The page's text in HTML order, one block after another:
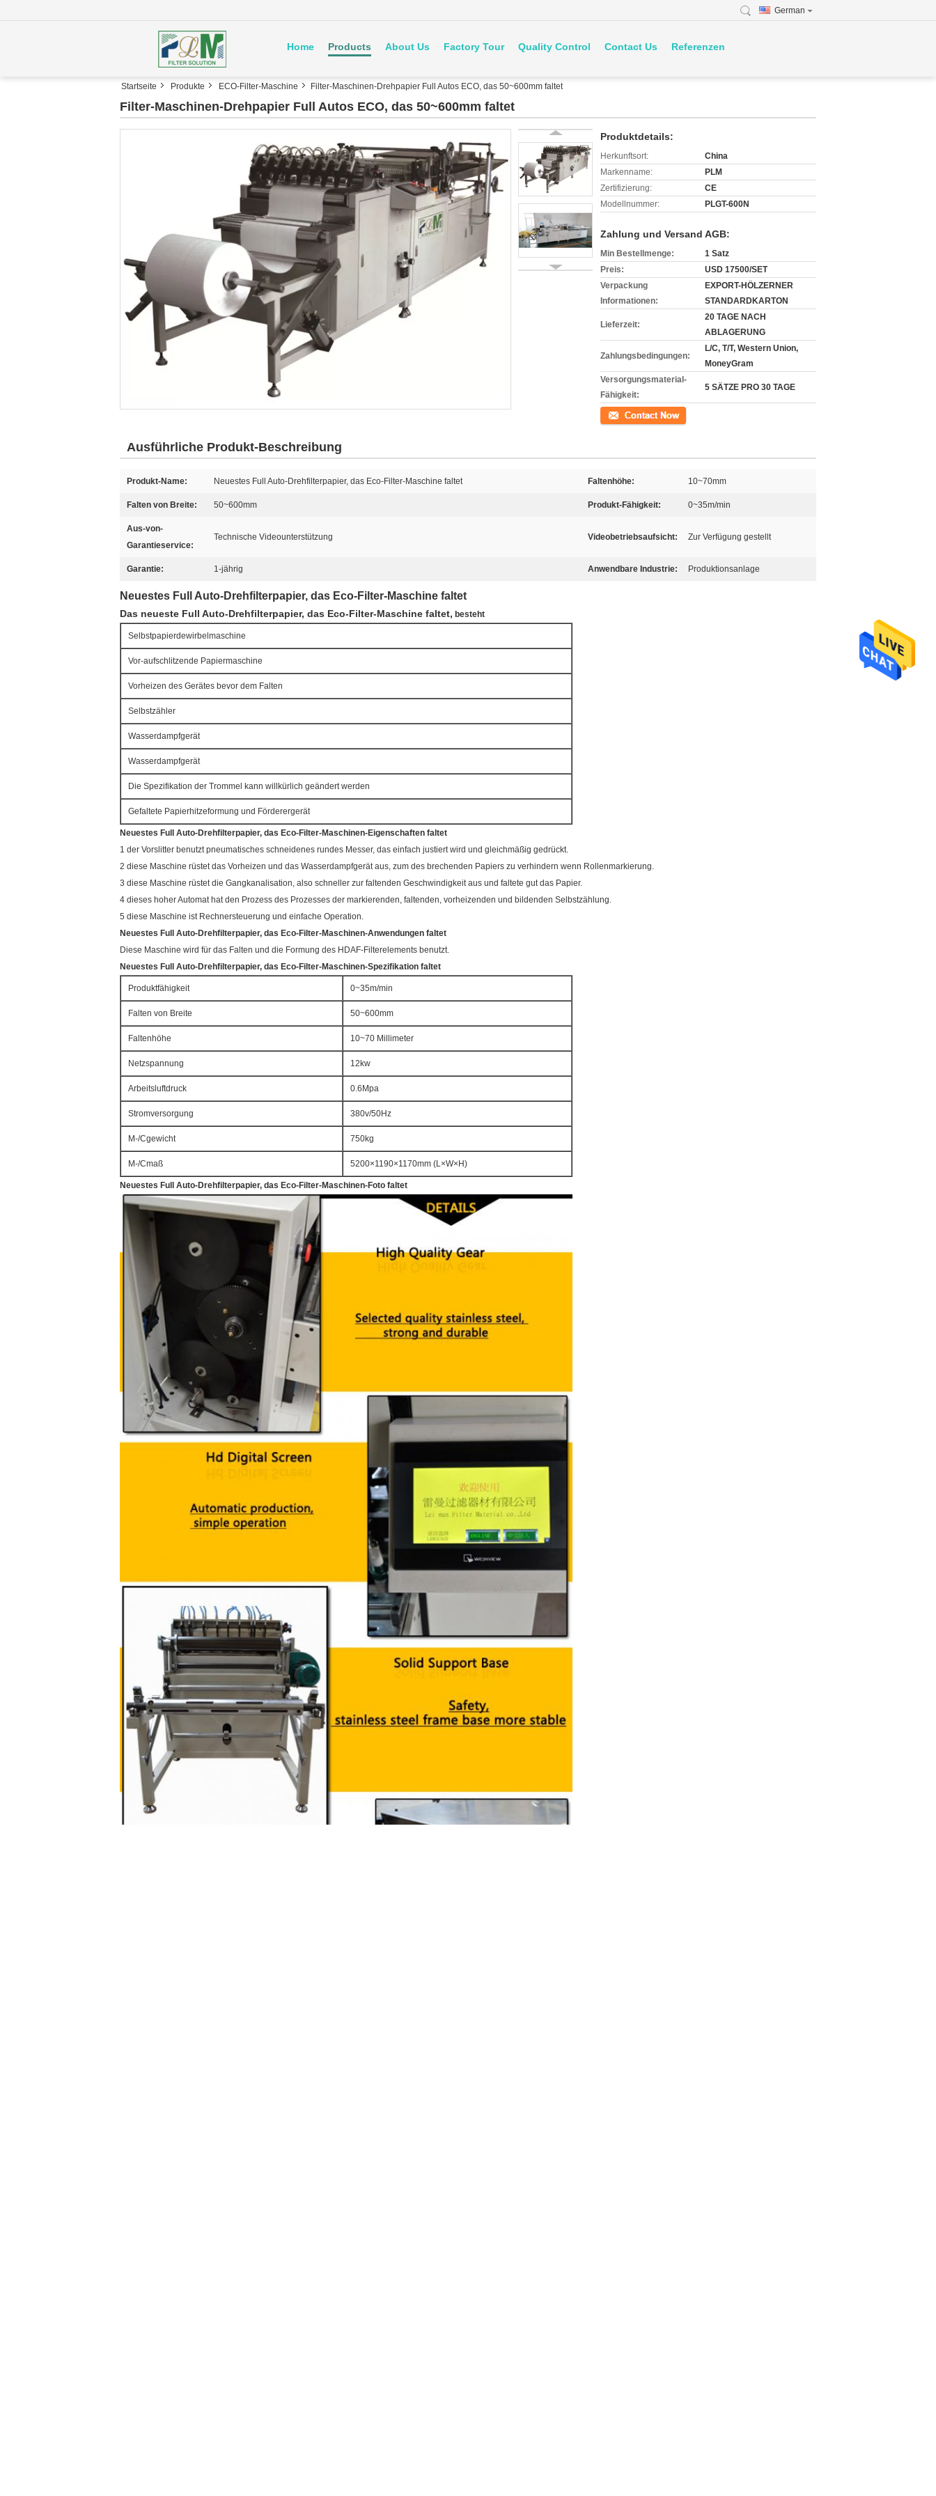
German
Home Products About Us Factory Tour Quality Control Contact Us Referenzen
Startseite Produkte ECO-Filter-Maschine Filter-Maschinen-Drehpapier Full Autos ECO, das 50~600mm faltet
Filter-Maschinen-Drehpapier Full Autos ECO, das 50~600mm faltet
Produktdetails:
Herkunftsort:
China
Markenname:
PLM
Zertifizierung:
CE
Modellnummer:
PLGT-600N
Zahlung und Versand AGB:
Min Bestellmenge:
1 Satz
Preis:
USD 17500/SET
Verpackung
Informationen:
EXPORT-HÖLZERNER
STANDARDKARTON
Lieferzeit:
20 TAGE NACH
ABLAGERUNG
Zahlungsbedingungen:
L/C, T/T, Western Union,
MoneyGram
Versorgungsmaterial-
Fähigkeit:
5 SÄTZE PRO 30 TAGE
Kontakt
Ausführliche Produkt-Beschreibung
Produkt-Name: Neuestes Full Auto-Drehfilterpapier, das Eco-Filter-Maschine faltet Faltenhöhe: 10~70mm
Falten von Breite: 50~600mm Produkt-Fähigkeit: 0~35m/min
Aus-von-
Garantieservice:
Technische Videounterstützung Videobetriebsaufsicht: Zur Verfügung gestellt
Garantie: 1-jährig Anwendbare Industrie: Produktionsanlage
Neuestes Full Auto-Drehfilterpapier, das Eco-Filter-Maschine faltet
Das neueste Full Auto-Drehfilterpapier, das Eco-Filter-Maschine faltet, besteht
Selbstpapierdewirbelmaschine
Vor-aufschlitzende Papiermaschine
Vorheizen des Gerätes bevor dem Falten
Selbstzähler
Wasserdampfgerät
Wasserdampfgerät
Die Spezifikation der Trommel kann willkürlich geändert werden
Gefaltete Papierhitzeformung und Förderergerät
Neuestes Full Auto-Drehfilterpapier, das Eco-Filter-Maschinen-Eigenschaften faltet
1 der Vorslitter benutzt pneumatisches schneidenes rundes Messer, das einfach justiert wird und gleichmäßig gedrückt.
2 diese Maschine rüstet das Vorheizen und das Wasserdampfgerät aus, zum des brechenden Papiers zu verhindern wenn Rollenmarkierung.
3 diese Maschine rüstet die Gangkanalisation, also schneller zur faltenden Geschwindigkeit aus und faltete gut das Papier.
4 dieses hoher Automat hat den Prozess des Prozesses der markierenden, faltenden, vorheizenden und bildenden Selbstzählung.
5 diese Maschine ist Rechnersteuerung und einfache Operation.
Neuestes Full Auto-Drehfilterpapier, das Eco-Filter-Maschinen-Anwendungen faltet
Diese Maschine wird für das Falten und die Formung des HDAF-Filterelements benutzt.
Neuestes Full Auto-Drehfilterpapier, das Eco-Filter-Maschinen-Spezifikation faltet
Produktfähigkeit 0~35m/min
Falten von Breite 50~600mm
Faltenhöhe 10~70 Millimeter
Netzspannung 12kw
Arbeitsluftdruck 0.6Mpa
Stromversorgung 380v/50Hz
M-/Cgewicht 750kg
M-/Cmaß 5200×1190×1170mm (L×W×H)
Neuestes Full Auto-Drehfilterpapier, das Eco-Filter-Maschinen-Foto faltet